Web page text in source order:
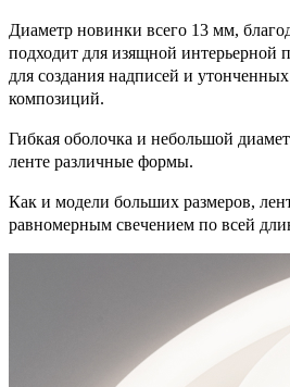
Диаметр новинки всего 13 мм,
подходит для изящной интерьерной
для создания надписей и
композиций.
Гибкая оболочка и небольшой
ленте различные формы.
Как и модели больших размеров,
равномерным свечением по всей